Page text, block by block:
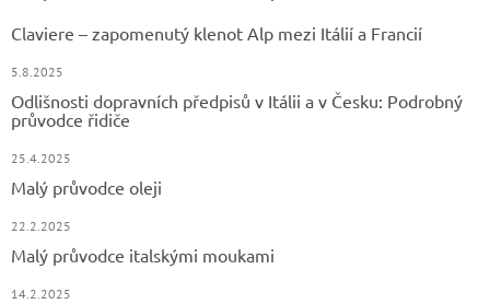
Claviere – zapomenutý klenot Alp mezi Itálií a Francií
5.8.2025
Odlišnosti dopravních předpisů v Itálii a v Česku: Podrobný
průvodce řidiče
25.4.2025
Malý průvodce oleji
22.2.2025
Malý průvodce italskými moukami
14.2.2025